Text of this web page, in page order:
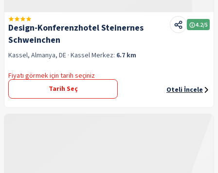
Design-Konferenzhotel Steinernes
Schweinchen
4.2/5
Kassel, Almanya, DE · KasselMerkez: 6.7 km
Fiyatı görmek için tarih seçiniz
Tarih Seç
Oteli İncele